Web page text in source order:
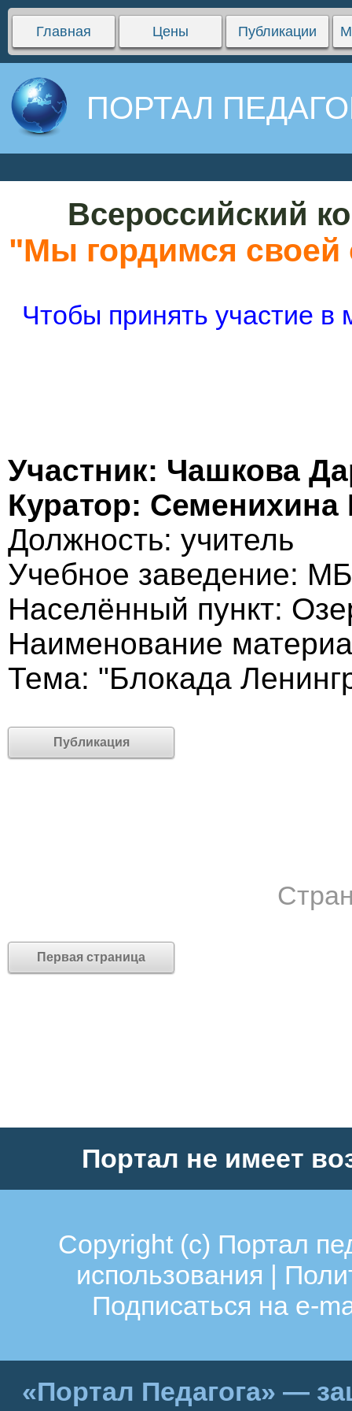
Главная Цены Публикации
ПОРТАЛ
Всероссийский
"Мы гордимся своей
Чтобы принять участие
Участник: Чашкова
Куратор: Семенихина
Должность: учитель
Учебное заведение:
Населённый пункт:
Наименование
Тема: "Блокада
Публикация
Первая страница
Портал не имеет
Copyright (c) Портал
использования |
Подписаться на e-
«Портал Педагога» —